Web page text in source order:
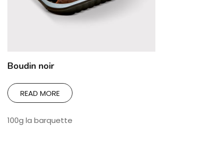
Boudin noir
READ MORE
100g la barquette